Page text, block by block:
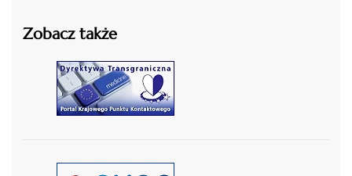
Zobacz także
czytaj więcej